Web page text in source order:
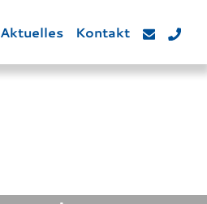
Aktuelles Kontakt